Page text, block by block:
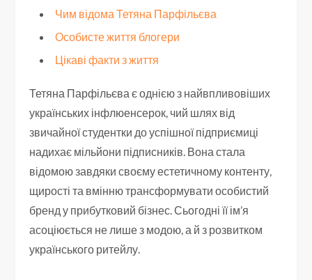
Чим відома Тетяна Парфільєва
Особисте життя блогери
Цікаві факти з життя
Тетяна Парфільєва є однією з найвпливовіших
українських інфлюенсерок, чий шлях від
звичайної студентки до успішної підприємиці
надихає мільйони підписників. Вона стала
відомою завдяки своєму естетичному контенту,
щирості та вмінню трансформувати особистий
бренд у прибутковий бізнес. Сьогодні її ім’я
асоціюється не лише з модою, а й з розвитком
українського ритейлу.